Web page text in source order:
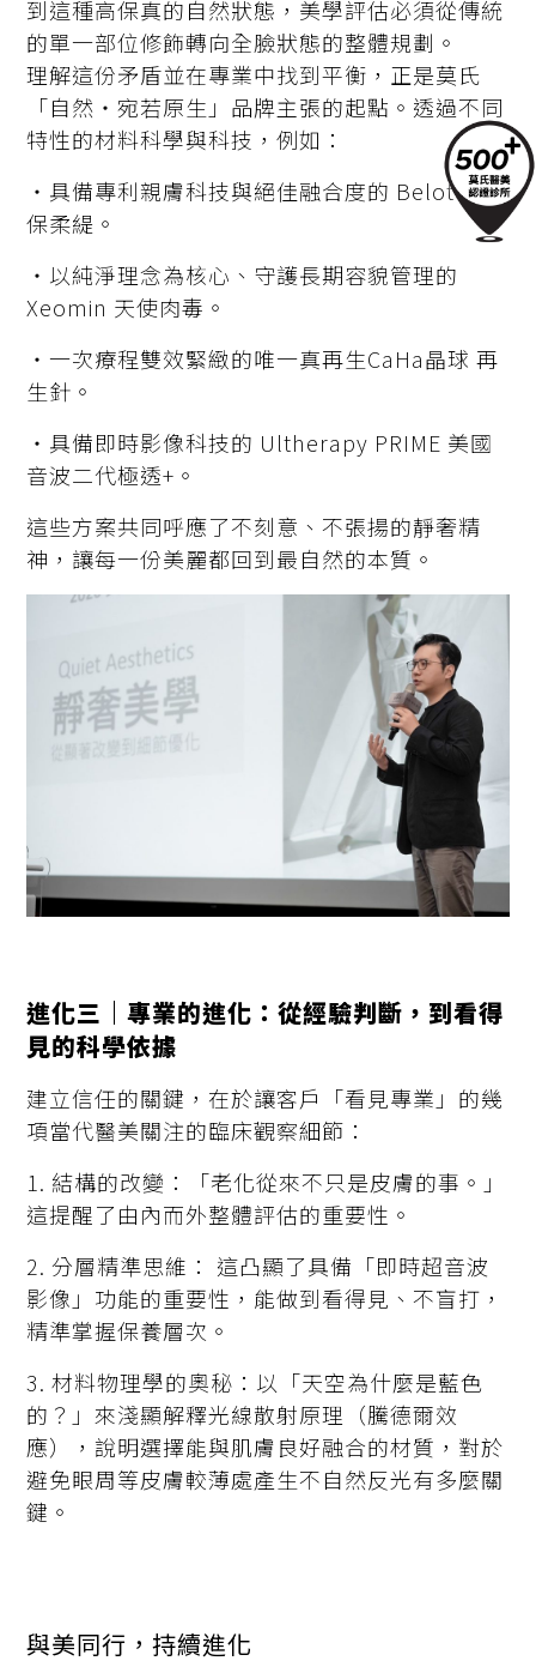
到這種高保真的自然狀態，美學評估必須從傳統
的單一部位修飾轉向全臉狀態的整體規劃。
理解這份矛盾並在專業中找到平衡，正是莫氏
「自然・宛若原生」品牌主張的起點。透過不同
特性的材料科學與科技，例如：
・具備專利親膚科技與絕佳融合度的 Belotero
保柔緹。
・以純淨理念為核心、守護長期容貌管理的
Xeomin 天使肉毒。
・一次療程雙效緊緻的唯一真再生CaHa晶球 再
生針。
・具備即時影像科技的 Ultherapy PRIME 美國
音波二代極透+。
這些方案共同呼應了不刻意、不張揚的靜奢精
神，讓每一份美麗都回到最自然的本質。
進化三｜專業的進化：從經驗判斷，到看得
見的科學依據
建立信任的關鍵，在於讓客戶「看見專業」的幾
項當代醫美關注的臨床觀察細節：
1. 結構的改變：「老化從來不只是皮膚的事。」
這提醒了由內而外整體評估的重要性。
2. 分層精準思維： 這凸顯了具備「即時超音波
影像」功能的重要性，能做到看得見、不盲打，
精準掌握保養層次。
3. 材料物理學的奧秘：以「天空為什麼是藍色
的？」來淺顯解釋光線散射原理（騰德爾效
應），說明選擇能與肌膚良好融合的材質，對於
避免眼周等皮膚較薄處產生不自然反光有多麼關
鍵。
與美同行，持續進化